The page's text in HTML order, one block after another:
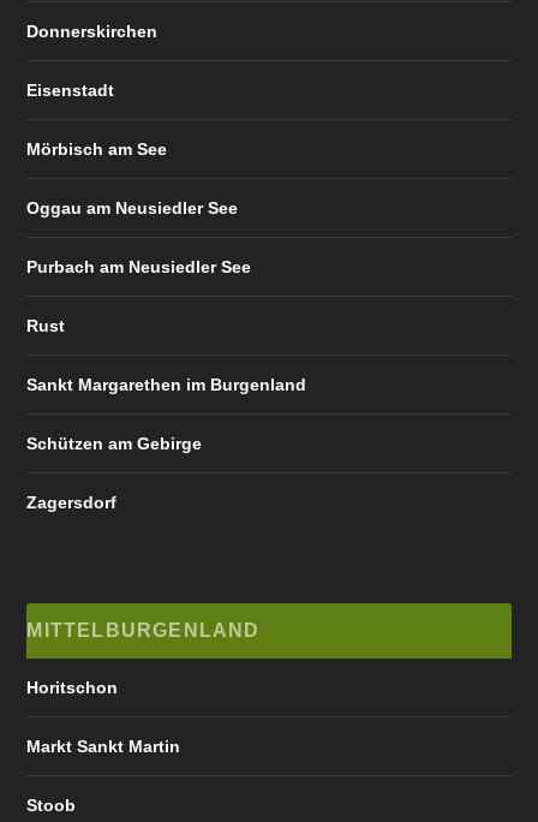
Donnerskirchen
Eisenstadt
Mörbisch am See
Oggau am Neusiedler See
Purbach am Neusiedler See
Rust
Sankt Margarethen im Burgenland
Schützen am Gebirge
Zagersdorf
MITTELBURGENLAND
Horitschon
Markt Sankt Martin
Stoob